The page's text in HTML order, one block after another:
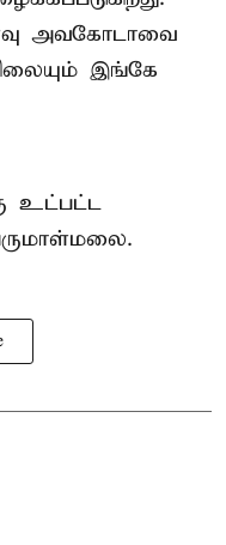
அவகோடாவை
இங்கே
உட்பட்ட